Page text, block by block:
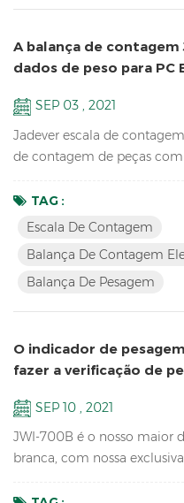
15.000 (capaci...
A balança de contagem
dados de peso para PC
SEP 03 , 2021
Jadever escala de
de contagem de peças
embalar rapidamente os
também pode enviar os
digital de peças de
TAG :
Escala De Contagem
Balança De Contagem
Balança De Pesagem
O indicador de
fazer a verificação de
SEP 10 , 2021
JWI-700B é o nosso maior
branca, com nossa